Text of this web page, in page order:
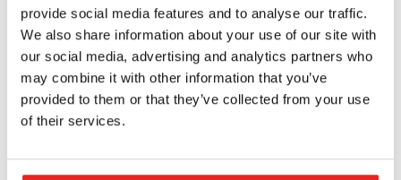
provide social media features and to analyse our traffic.
We also share information about your use of our site with
our social media, advertising and analytics partners who
may combine it with other information that you’ve
provided to them or that they’ve collected from your use
of their services.